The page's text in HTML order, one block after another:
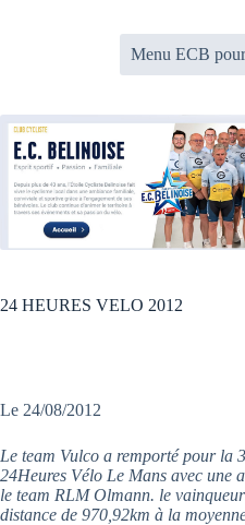
Menu ECB
24 HEURES VELO 2012
Le 24/08/2012
Le team Vulco a remporté pour la
24Heures Vélo Le Mans avec une
le team RLM Olmann. le
distance de 970,92km à la